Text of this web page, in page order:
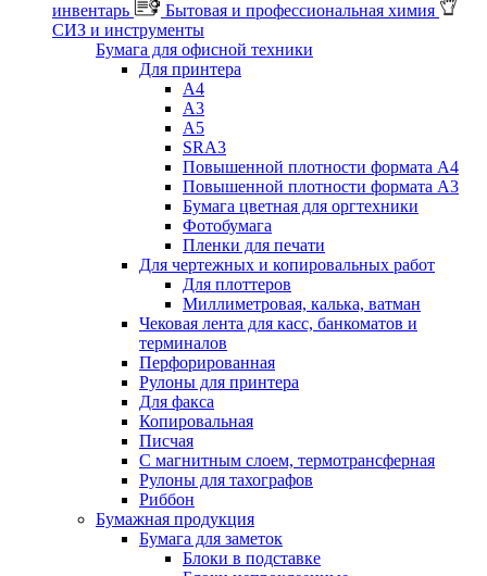
инвентарь
Бытовая и профессиональная химия
СИЗ и инструменты
Бумага для офисной техники
Для принтера
А4
А3
А5
SRA3
Повышенной плотности формата А4
Повышенной плотности формата А3
Бумага цветная для оргтехники
Фотобумага
Пленки для печати
Для чертежных и копировальных работ
Для плоттеров
Миллиметровая, калька, ватман
Чековая лента для касс, банкоматов и
терминалов
Перфорированная
Рулоны для принтера
Для факса
Копировальная
Писчая
С магнитным слоем, термотрансферная
Рулоны для тахографов
Риббон
Бумажная продукция
Бумага для заметок
Блоки в подставке